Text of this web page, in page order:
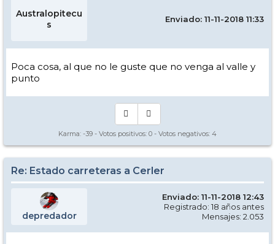
Australopitecu
s
Enviado: 11-11-2018 11:33
Poca cosa, al que no le guste que no venga al valle y
punto
Karma: -39 - Votos positivos: 0 - Votos negativos: 4
Re: Estado carreteras a Cerler
depredador
Enviado: 11-11-2018 12:43
Registrado: 18 años antes
Mensajes: 2.053